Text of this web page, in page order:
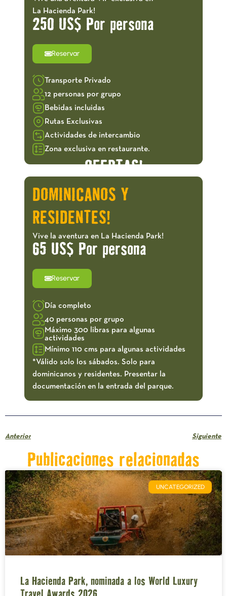
La Hacienda Park!
250 US$ Por persona
Reservar
Transporte Privado
12 personas por grupo
Bebidas incluidas
Rutas Exclusivas
Actividades de intercambio
Zona exclusiva en restaurante.
OFERTAS!
DOMINICANOS Y
RESIDENTES!
Vive la aventura en La Hacienda Park!
65 US$ Por persona
Reservar
Día completo
40 personas por grupo
Máximo 300 libras para algunas
actividades
Mínimo 110 cms para algunas actividades
*Válido solo los sábados. Solo para
dominicanos y residentes. Presentar la
documentación en la entrada del parque.
Anterior Siguiente
Publicaciones relacionadas
UNCATEGORIZED
La Hacienda Park, nominada a los World Luxury